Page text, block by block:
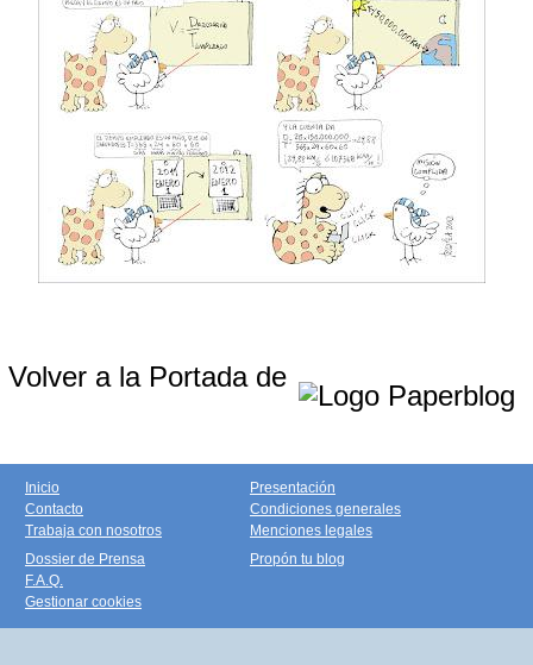
Volver a la Portada de
Inicio
Contacto
Trabaja con nosotros
Presentación
Condiciones generales
Menciones legales
Dossier de Prensa
F.A.Q.
Gestionar cookies
Propón tu blog